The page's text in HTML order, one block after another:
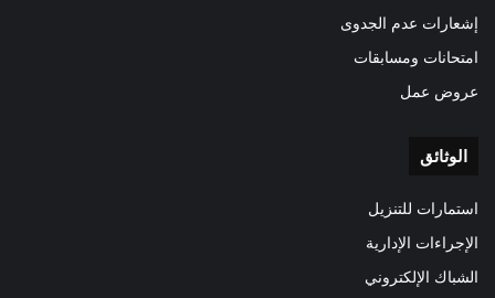
إشعارات عدم الجدوى
امتحانات ومسابقات
عروض عمل
الوثائق
استمارات للتنزيل
الإجراءات الإدارية
الشباك الإلكتروني